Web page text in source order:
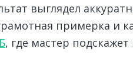
выглядел
примерка и
, где мастер